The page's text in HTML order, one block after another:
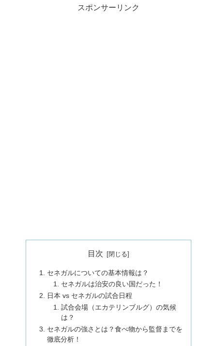
スポンサーリンク
目次
セネガルについての基本情報は？
セネガルは治安の良い国だった！
日本 vs セネガルの試合日程
試合会場（エカテリンブルグ）の気候
は？
セネガルの強さとは？食べ物から監督までを
徹底分析！